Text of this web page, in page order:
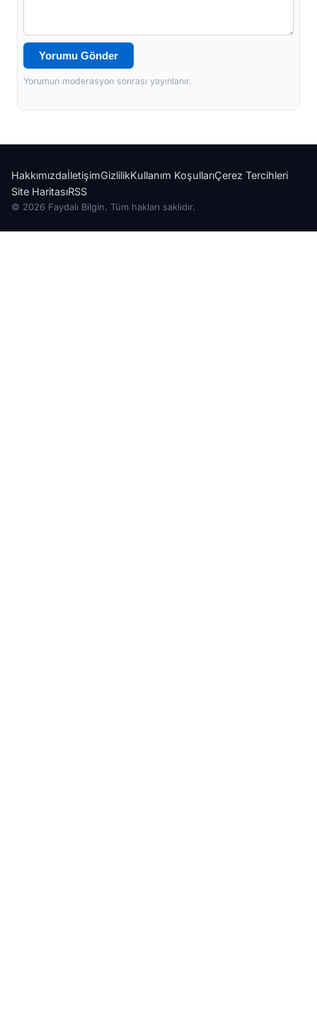
Yorumu Gönder
Yorumun moderasyon sonrası yayınlanır.
HakkımızdaİletişimGizlilikKullanım KoşullarıÇerez Tercihleri
Site HaritasıRSS
© 2026 Faydalı Bilgin. Tüm hakları saklıdır.